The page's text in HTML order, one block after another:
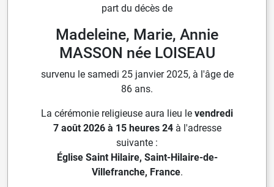
part du décès de
Madeleine, Marie, Annie
MASSON née LOISEAU
survenu le samedi 25 janvier 2025, à l'âge de
86 ans.
La cérémonie religieuse aura lieu le vendredi
7 août 2026 à 15 heures 24à l'adresse
suivante :
Église Saint Hilaire, Saint-Hilaire-de-
Villefranche, France.